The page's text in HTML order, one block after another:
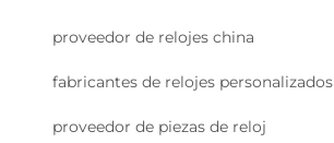
proveedor de relojes china
fabricantes de relojes personalizados
proveedor de piezas de reloj